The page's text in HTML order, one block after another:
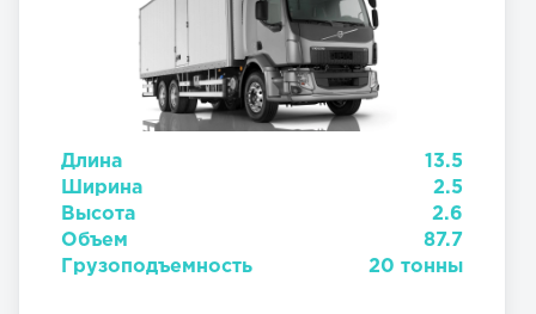
Длина
13.5
Ширина
2.5
Высота
2.6
Объем
87.7
Грузоподъемность
20 тонны